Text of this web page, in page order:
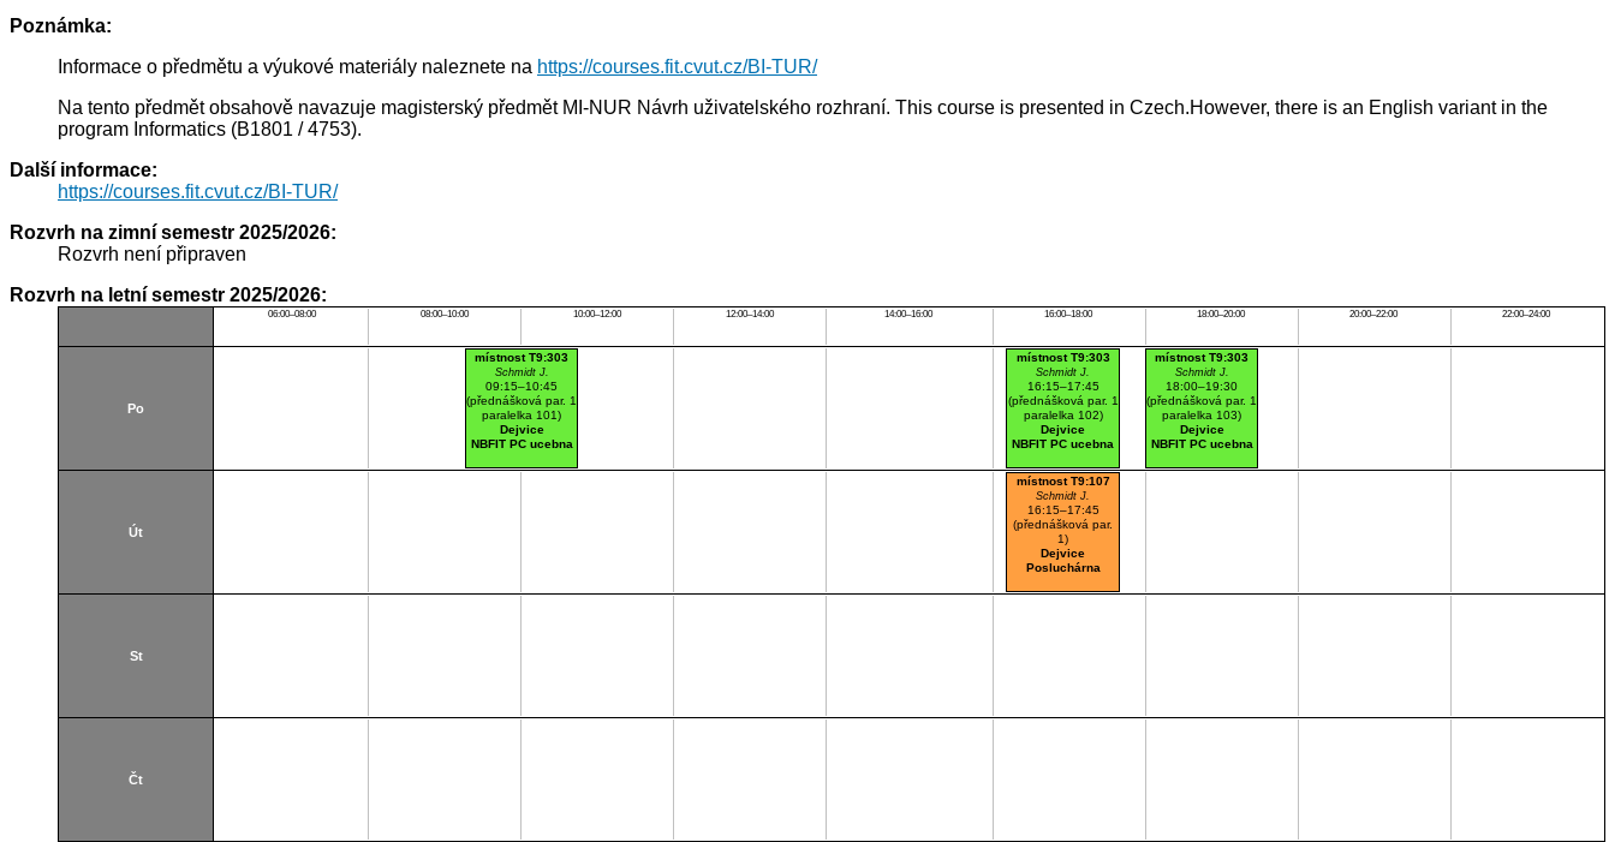
Poznámka:
Informace o předmětu a výukové materiály naleznete na https://courses.fit.cvut.cz/BI-TUR/
Na tento předmět obsahově navazuje magisterský předmět MI-NUR Návrh uživatelského rozhraní. This course is presented in Czech.However, there is an English variant in the
program Informatics (B1801 / 4753).
Další informace:
https://courses.fit.cvut.cz/BI-TUR/
Rozvrh na zimní semestr 2025/2026:
Rozvrh není připraven
Rozvrh na letní semestr 2025/2026:
06:00–08:00 08:00–10:00 10:00–12:00 12:00–14:00 14:00–16:00 16:00–18:00 18:00–20:00 20:00–22:00 22:00–24:00
Po
místnost T9:303
Schmidt J.
09:15–10:45
(přednášková par. 1
paralelka 101)
Dejvice
NBFIT PC ucebna
místnost T9:303
Schmidt J.
16:15–17:45
(přednášková par. 1
paralelka 102)
Dejvice
NBFIT PC ucebna
místnost T9:303
Schmidt J.
18:00–19:30
(přednášková par. 1
paralelka 103)
Dejvice
NBFIT PC ucebna
Út
místnost T9:107
Schmidt J.
16:15–17:45
(přednášková par.
1)
Dejvice
Posluchárna
St
Čt